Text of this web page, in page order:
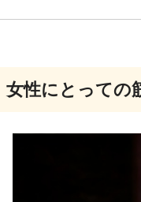
女性にとっての